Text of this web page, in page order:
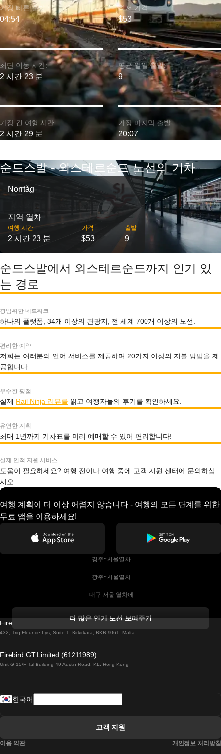
최단 이동 시간:
2 시간 23 분
가장 빠른 출발:
04:54
가장 긴 여행 시간:
2 시간 29 분
최저 가격:
$53
평균 일일 출발:
9
가장 마지막 출발:
20:07
순드스발 - 외스테르순드 노선의 기차
Norrtåg
지역 열차
여행 시간
2 시간 23 분
가격
$53
출발
9
순드스발에서 외스테르순드까지 인기 있
는 경로
광범위한 네트워크
하나의 플랫폼, 34개 이상의 관광지, 전 세계 700개 이상의 노선.
편리한 예약
저희는 여러분의 언어 서비스를 제공하며 20가지 이상의 지불 방법을 제
공합니다.
우수한 평점
실제 Rail Ninja 리뷰를 읽고 여행자들의 후기를 확인하세요.
유연한 계획
최대 1년까지 기차표를 미리 예매할 수 있어 편리합니다!
실제 인적 지원 서비스
도움이 필요하세요? 여행 전이나 여행 중에 고객 지원 센터에 문의하십
시오.
여행 계획이 더 이상 어렵지 않습니다 - 여행의 모든 단계를 위한
무료 앱을 이용하세요!
경주~서울열차
광주~서울열차
대구 서울 열차에
더블린에서 골웨이 열차
로마에서 나폴리 열차
더 많은 인기 노선 보여주기
Firebird GT Limited (OC 1451)
432, Triq Fleur de Lys, Suite 1, Birkirkara, BKR 9061, Malta
Firebird GT Limited (61211989)
Unit G 15/F Tal Building 49 Austin Road, KL, Hong Kong
한국어
고객 지원
이용 약관 개인정보 처리방침